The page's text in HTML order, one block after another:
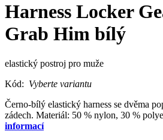
Harness Locker
Grab Him bílý
elastický postroj pro muže
Kód: Vyberte variantu
Černo-bílý elastický harness se dvěma
zádech. Materiál: 50 % nylon, 30 %
informací